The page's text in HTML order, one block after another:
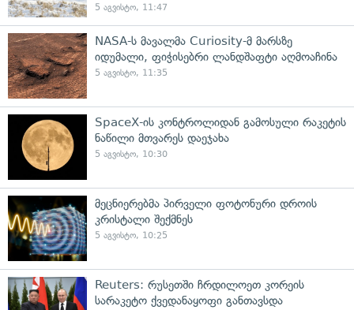
5 აგვისტო, 11:47
NASA-ს მავალმა Curiosity-მ მარსზე
იდუმალი, ფიჭისებრი ლანდშაფტი აღმოაჩინა
5 აგვისტო, 11:35
SpaceX-ის კონტროლიდან გამოსული რაკეტის
ნაწილი მთვარეს დაეჯახა
5 აგვისტო, 10:30
მეცნიერებმა პირველი ფოტონური დროის
კრისტალი შექმნეს
5 აგვისტო, 10:25
Reuters: რუსეთში ჩრდილოეთ კორეის
სარაკეტო ქვედანაყოფი განთავსდა